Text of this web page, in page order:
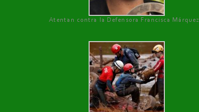
Atentan contra la Defensora Francisca Márquez